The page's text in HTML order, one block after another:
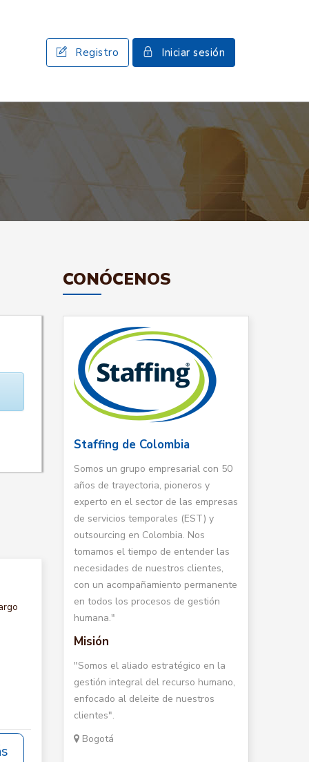
Registro Iniciar sesión
CONÓCENOS
Staffing de Colombia
Somos un grupo empresarial con 50
años de trayectoria, pioneros y
experto en el sector de las empresas
de servicios temporales (EST) y
outsourcing en Colombia. Nos
tomamos el tiempo de entender las
necesidades de nuestros clientes,
con un acompañamiento permanente
en todos los procesos de gestión
humana."
Misión
"Somos el aliado estratégico en la
gestión integral del recurso humano,
enfocado al deleite de nuestros
clientes".
Bogotá